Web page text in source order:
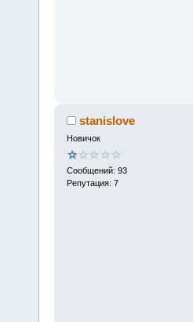
stanislove
Новичок
Сообщений: 93
Репутация: 7